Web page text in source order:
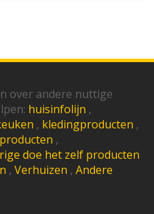
over andere nuttige
huisinfolijn ,
, kledingproducten ,
,
doe het zelf producten
,Verhuizen ,Andere